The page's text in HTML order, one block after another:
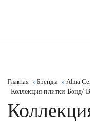
Главная Бренды
Alma
Коллекция плитки Бонд/